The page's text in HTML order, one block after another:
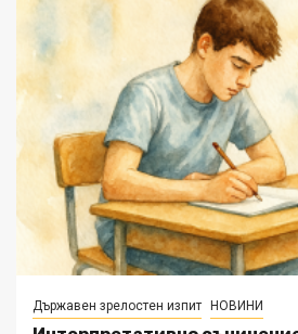
Държавен зрелостен изпит НОВИНИ